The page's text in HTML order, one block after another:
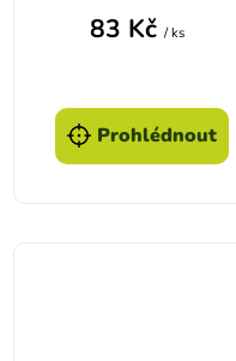
83 Kč / ks
Prohlédnout